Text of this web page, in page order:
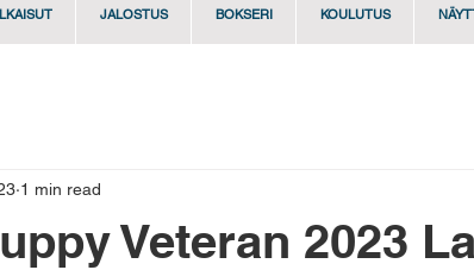
JALOSTUS BOKSERI KOULUTUS
Veteran 2023
1 min read